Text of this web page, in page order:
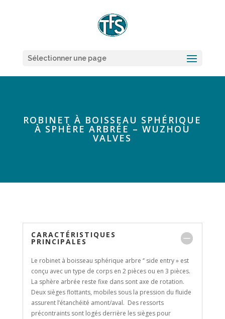
Sélectionner une page
ROBINET À BOISSEAU SPHÉRIQUE
À SPHÈRE ARBRÉE – WUZHOU
VALVES
CARACTÉRISTIQUES
PRINCIPALES
Le robinet à boisseau sphérique arbre ‘’ side entry » est
conçu avec un type de corps en 2 pièces ou en 3 pièces.
La sphère arbrée reste fixe dans sont axe de rotation.
Deux sièges flottants, mobiles sous la pression du fluide
assurent l’étanchéité amont/aval. Des ressorts
précontraints sont logés derrière les sièges pour